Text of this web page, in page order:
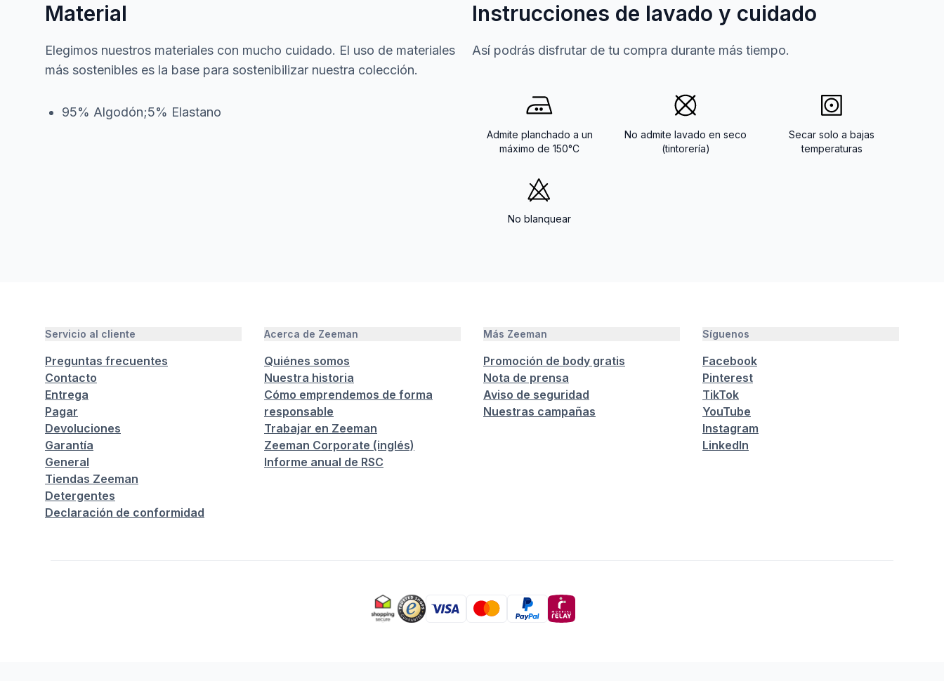
Material
Elegimos nuestros materiales con mucho cuidado. El uso de materiales
más sostenibles es la base para sostenibilizar nuestra colección.
95% Algodón;5% Elastano
Instrucciones de lavado y cuidado
Así podrás disfrutar de tu compra durante más tiempo.
Admite planchado a un
máximo de 150°C
No admite lavado en seco
(tintorería)
Secar solo a bajas
temperaturas
No blanquear
Servicio al cliente
Preguntas frecuentes
Contacto
Entrega
Pagar
Devoluciones
Garantía
General
Tiendas Zeeman
Detergentes
Declaración de conformidad
Acerca de Zeeman
Quiénes somos
Nuestra historia
Cómo emprendemos de forma
responsable
Trabajar en Zeeman
Zeeman Corporate (inglés)
Informe anual de RSC
Más Zeeman
Promoción de body gratis
Nota de prensa
Aviso de seguridad
Nuestras campañas
Síguenos
Facebook
Pinterest
TikTok
YouTube
Instagram
LinkedIn